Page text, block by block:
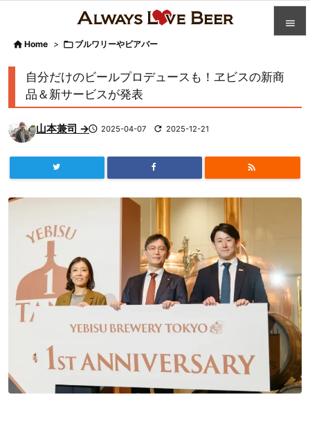



検索
 Home >  ブルワリーやビアバー
自分だけのビールプロデュースも！ヱビスの新商
品＆新サービスが発表
山本兼司 → 2025-04-07  2025-12-21
